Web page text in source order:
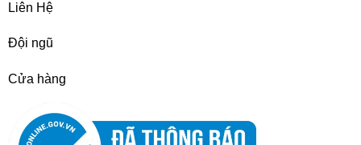
Liên Hệ
Đội ngũ
Cửa hàng